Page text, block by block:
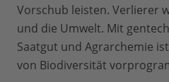
Vorschub leisten. Verlierer
und die Umwelt. Mit
Saatgut und Agrarchemie
von Biodiversität